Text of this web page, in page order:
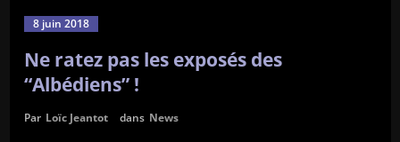
8 juin 2018
Ne ratez pas les exposés des
“Albédiens” !
Par Loïc Jeantot dans News